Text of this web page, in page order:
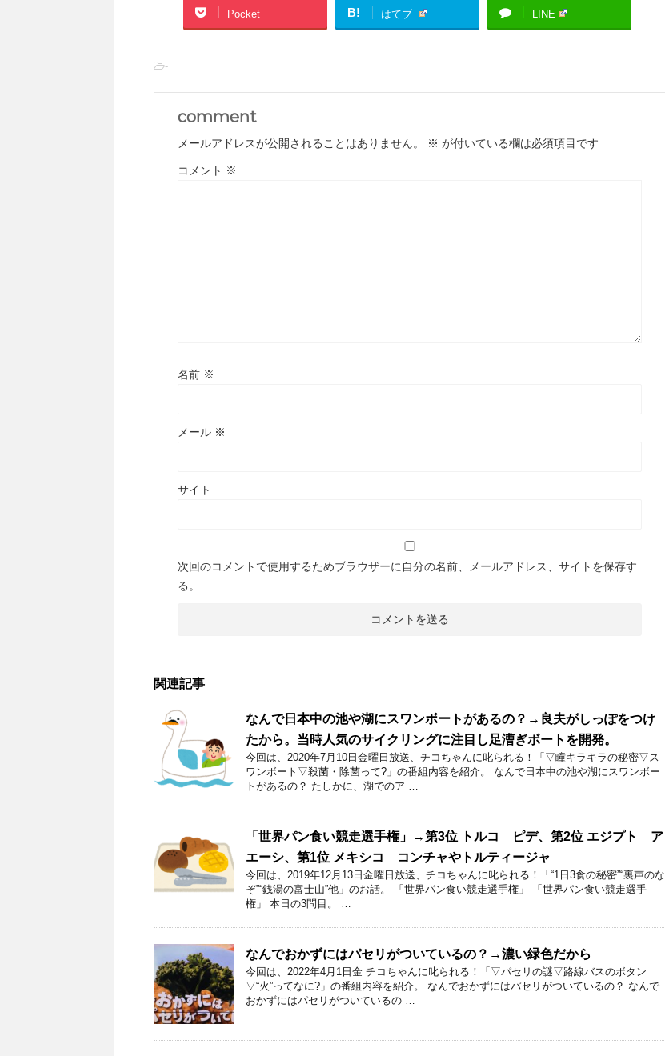
Pocket B! はてブ LINE
-
comment
メールアドレスが公開されることはありません。 ※ が付いている欄は必須項目です
コメント ※
名前 ※
メール ※
サイト
次回のコメントで使用するためブラウザーに自分の名前、メールアドレス、サイトを保存す
る。
関連記事
なんで日本中の池や湖にスワンボートがあるの？→良夫がしっぽをつけ
たから。当時人気のサイクリングに注目し足漕ぎボートを開発。
今回は、2020年7月10日金曜日放送、チコちゃんに叱られる！「▽瞳キラキラの秘密▽ス
ワンボート▽殺菌・除菌って?」の番組内容を紹介。 なんで日本中の池や湖にスワンボー
トがあるの？ たしかに、湖でのア …
「世界パン食い競走選手権」→第3位 トルコ ピデ、第2位 エジプト ア
エーシ、第1位 メキシコ コンチャやトルティージャ
今回は、2019年12月13日金曜日放送、チコちゃんに叱られる！「“1日3食の秘密”“裏声のな
ぞ”“銭湯の富士山”他」のお話。 「世界パン食い競走選手権」 「世界パン食い競走選手
権」 本日の3問目。 …
なんでおかずにはパセリがついているの？→濃い緑色だから
今回は、2022年4月1日金 チコちゃんに叱られる！「▽パセリの謎▽路線バスのボタン
▽“火”ってなに?」の番組内容を紹介。 なんでおかずにはパセリがついているの？ なんで
おかずにはパセリがついているの …